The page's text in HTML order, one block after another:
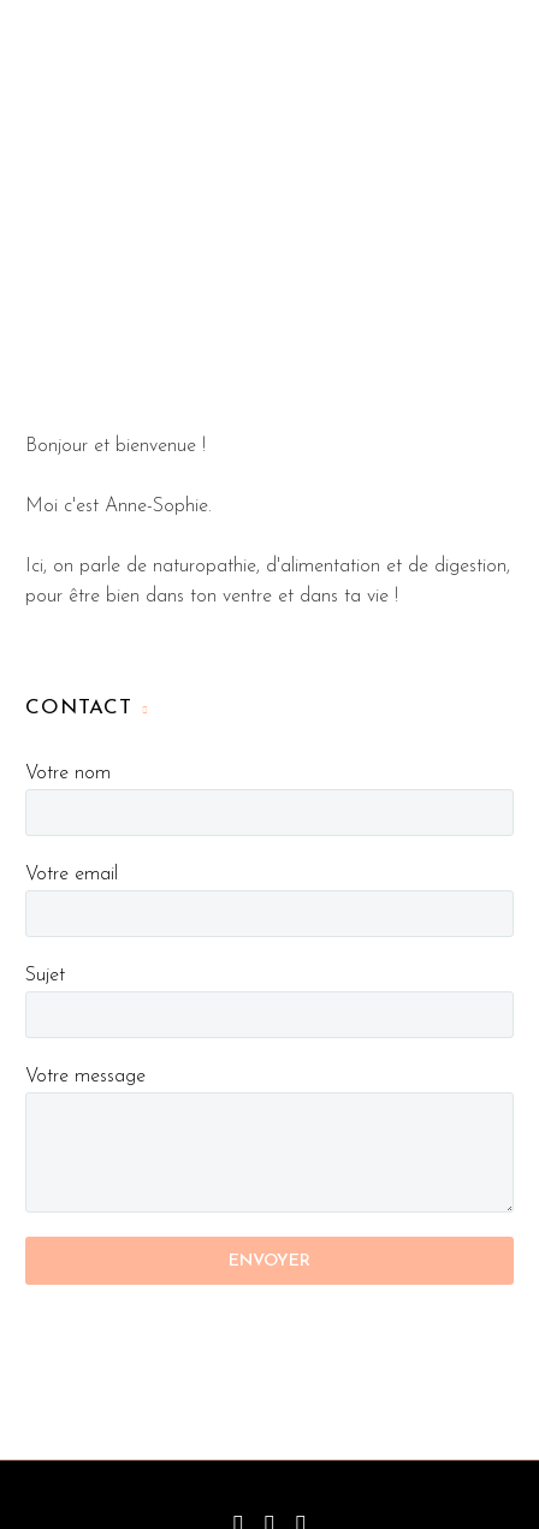
Bonjour et bienvenue !
Moi c'est Anne-Sophie.
Ici, on parle de naturopathie, d'alimentation et de digestion,
pour être bien dans ton ventre et dans ta vie !
CONTACT
Votre nom
Votre email
Sujet
Votre message